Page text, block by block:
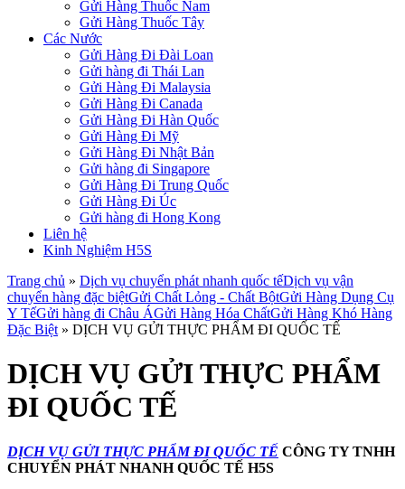
Gửi Hàng Thuốc Nam
Gửi Hàng Thuốc Tây
Các Nước
Gửi Hàng Đi Đài Loan
Gửi hàng đi Thái Lan
Gửi Hàng Đi Malaysia
Gửi Hàng Đi Canada
Gửi Hàng Đi Hàn Quốc
Gửi Hàng Đi Mỹ
Gửi Hàng Đi Nhật Bản
Gửi hàng đi Singapore
Gửi Hàng Đi Trung Quốc
Gửi Hàng Đi Úc
Gửi hàng đi Hong Kong
Liên hệ
Kinh Nghiệm H5S
Trang chủ » Dịch vụ chuyển phát nhanh quốc tếDịch vụ vận
chuyển hàng đặc biệtGửi Chất Lỏng - Chất BộtGửi Hàng Dụng Cụ
Y TếGửi hàng đi Châu ÁGửi Hàng Hóa ChấtGửi Hàng Khó Hàng
Đặc Biệt » DỊCH VỤ GỬI THỰC PHẨM ĐI QUỐC TẾ
DỊCH VỤ GỬI THỰC PHẨM
ĐI QUỐC TẾ
DỊCH VỤ GỬI THỰC PHẨM ĐI QUỐC TẾ CÔNG TY TNHH
CHUYỂN PHÁT NHANH QUỐC TẾ H5S